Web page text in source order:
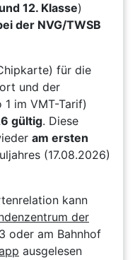
12. Klasse)
der NVG/TWSB
für die
und der
1 im VMT-Tarif)
gültig. Diese
am ersten
(17.08.2026)
kann
der
oder am Bahnhof
ausgelesen